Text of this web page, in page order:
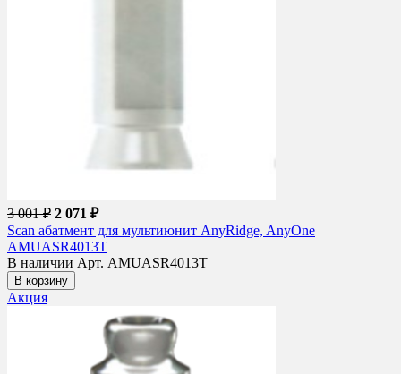
3 001 ₽ 2 071 ₽
Scan абатмент для мультиюнит AnyRidge, AnyOne
AMUASR4013T
В наличии Арт. AMUASR4013T
В корзину
Акция